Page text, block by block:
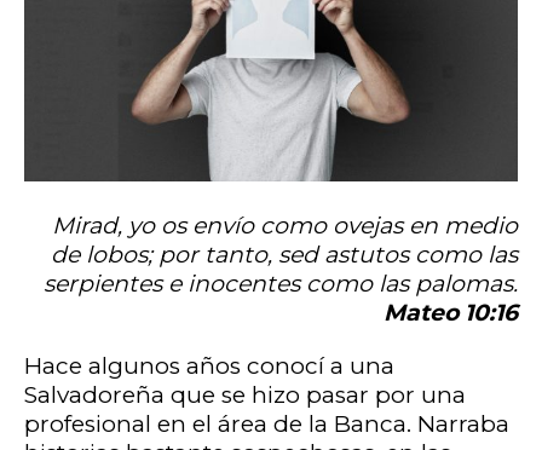
Mirad, yo os envío como ovejas en medio
de lobos; por tanto, sed astutos como las
serpientes e inocentes como las palomas.
Mateo 10:16
Hace algunos años conocí a una
Salvadoreña que se hizo pasar por una
profesional en el área de la Banca. Narraba